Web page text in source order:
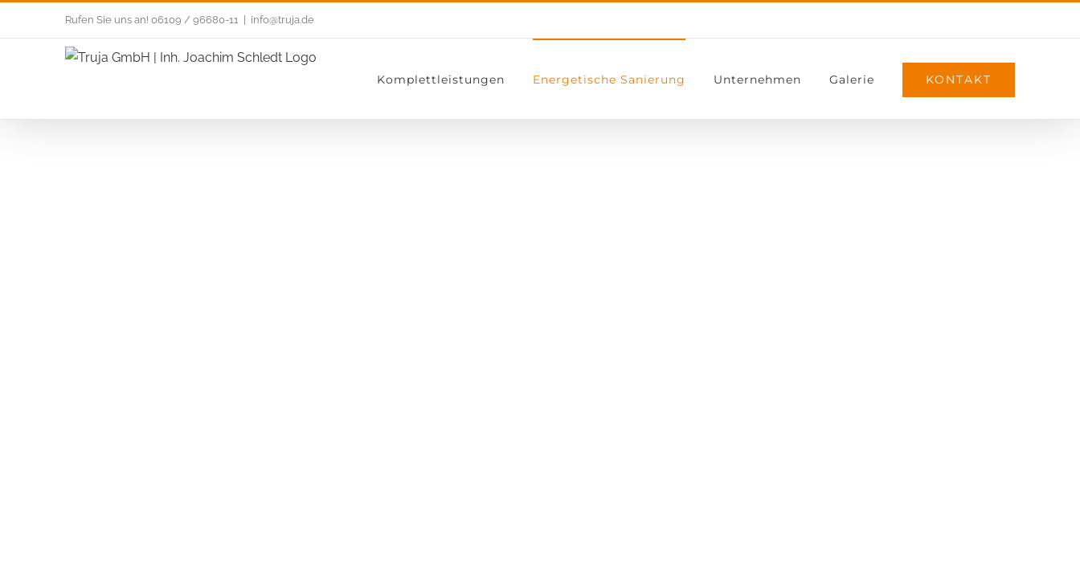
Rufen Sie uns an!06109 / 96680-11 info@truja.de
Komplettleistungen Energetische Sanierung Unternehmen Galerie KONTAKT